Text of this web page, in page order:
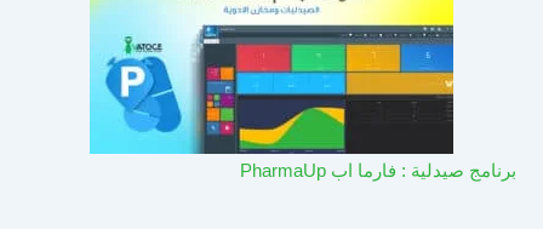
برنامج صيدلية : فارما اب PharmaUp​